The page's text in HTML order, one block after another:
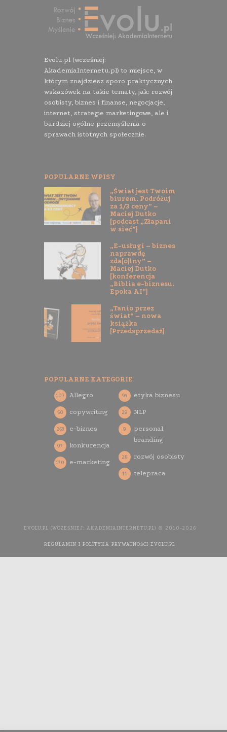
Evolu.pl (wcześniej:
AkademiaInternetu.pl) to miejsce, w
którym znajdziesz sporo praktycznych
wskazówek na takie tematy, jak: rozwój
osobisty, biznes i finanse, negocjacje,
internet, strategie marketingowe, ale i
bardziej ogólne przemyślenia o
sprawach istotnych społecznie.
POPULARNE WPISY
„Świat jest Twoim
biurem. Podróżuj
za 1/3 ceny” –
Maciej Dutko
[podcast „Złapani
w sieć”]
„E-usługi – biznes
naprawdę
zda[o]lny” –
Maciej Dutko
[konferencja
„Biblia e-biznesu.
Epoka AI”]
„Tanio przez
świat” – nowa
książka
[Przedsprzedaż]
POPULARNE KATEGORIE
Allegro
107
copywriting
60
e-biznes
268
konkurencja
97
e-marketing
170
etyka biznesu
94
NLP
29
personal
branding
9
rozwój osobisty
26
telepraca
11
EVOLU.PL (WCZEŚNIEJ: AKADEMIAINTERNETU.PL) © 2010-2026
REGULAMIN I POLITYKA PRYWATNOŚCI EVOLU.PL